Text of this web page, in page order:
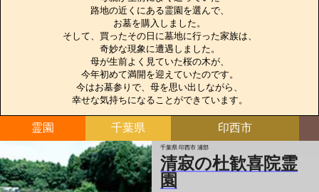
路地の近くにある霊園を選んで、
お墓を購入しました。
そして、買ったその日に墓地に行った家族は、
奇妙な現象に遭遇しました。
母が生前よく見ていた桜の木が、
今年初めて満開を迎えていたのです。
今はお墓参りで、母を思い出しながら、
幸せな気持ちになることができています。
霊園 千葉県 印西市
千葉県 印西市 浦部
清寂の杜歓喜院霊
園